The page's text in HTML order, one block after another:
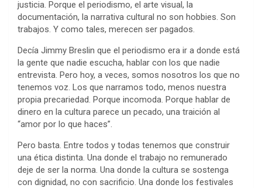
justicia. Porque el periodismo, el arte visual, la
documentación, la narrativa cultural no son hobbies. Son
trabajos. Y como tales, merecen ser pagados.
Decía Jimmy Breslin que el periodismo era ir a donde está
la gente que nadie escucha, hablar con los que nadie
entrevista. Pero hoy, a veces, somos nosotros los que no
tenemos voz. Los que narramos todo, menos nuestra
propia precariedad. Porque incomoda. Porque hablar de
dinero en la cultura parece un pecado, una traición al
“amor por lo que haces”.
Pero basta. Entre todos y todas tenemos que construir
una ética distinta. Una donde el trabajo no remunerado
deje de ser la norma. Una donde la cultura se sostenga
con dignidad, no con sacrificio. Una donde los festivales